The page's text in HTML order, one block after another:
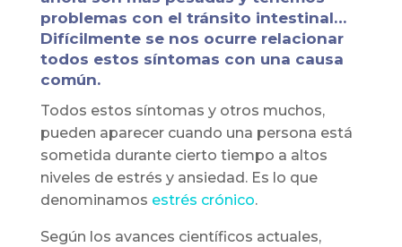
problemas con el tránsito intestinal…
Difícilmente se nos ocurre relacionar
todos estos síntomas con una causa
común.
Todos estos síntomas y otros muchos,
pueden aparecer cuando una persona está
sometida durante cierto tiempo a altos
niveles de estrés y ansiedad. Es lo que
denominamos estrés crónico.
Según los avances científicos actuales,